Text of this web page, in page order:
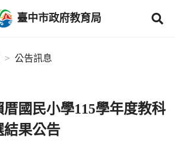
臺中市政府教育局
公告訊息
國民小學115學年度教科
結果公告